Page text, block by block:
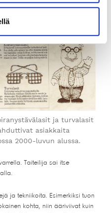
ja turvalasit
asiakkaita
2000-luvun alussa.
Taiteilija sai itse
ja tekniikoita. Esimerkiksi tuon
kohta, niin ääriviivat kuin